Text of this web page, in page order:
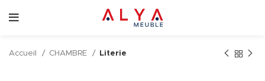
Accueil CHAMBRE Literie